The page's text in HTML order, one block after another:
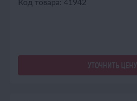
УТОЧНИТЬ ЦЕНУ